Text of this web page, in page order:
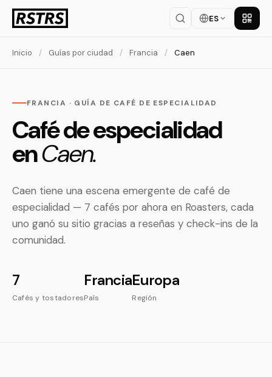
ES
Inicio / Guías por ciudad / Francia / Caen
FRANCIA · GUÍA DE CAFÉ DE ESPECIALIDAD
Café de especialidad
enCaen.
Caen tiene una escena emergente de café de
especialidad — 7 cafés por ahora en Roasters, cada
uno ganó su sitio gracias a reseñas y check-ins de la
comunidad.
7
Cafés y tostadores
Francia
País
Europa
Región